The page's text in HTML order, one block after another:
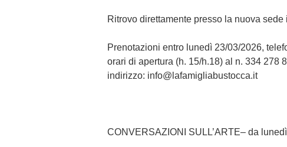
Ritrovo direttamente presso la nuova
Prenotazioni entro lunedì 23/03/2026,
orari di apertura (h. 15/h.18) al n. 334 278
indirizzo: info@lafamigliabustocca.it
CONVERSAZIONI SULL’ARTE– da